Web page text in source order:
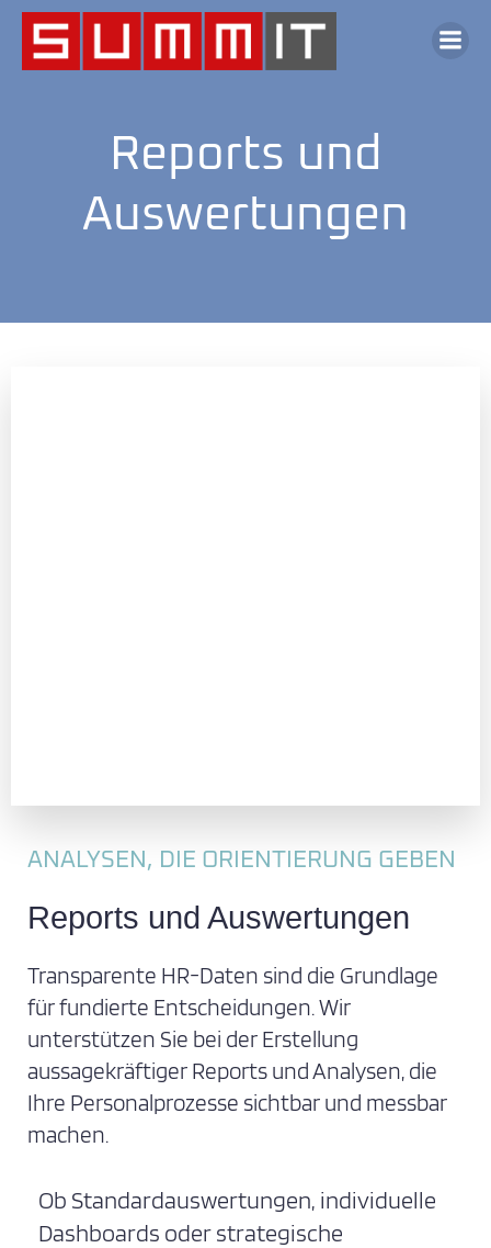
Reports und
Auswertungen
ANALYSEN, DIE ORIENTIERUNG GEBEN
Reports und Auswertungen
Transparente HR-Daten sind die Grundlage
für fundierte Entscheidungen. Wir
unterstützen Sie bei der Erstellung
aussagekräftiger Reports und Analysen, die
Ihre Personalprozesse sichtbar und messbar
machen.
Ob Standardauswertungen, individuelle
Dashboards oder strategische